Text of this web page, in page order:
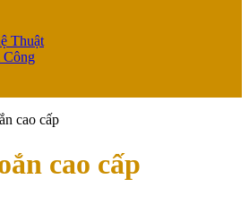
Thuật
cao cấp
cao cấp